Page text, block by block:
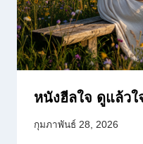
หนังฮีลใจ ดูแล้ว
กุมภาพันธ์ 28, 2026